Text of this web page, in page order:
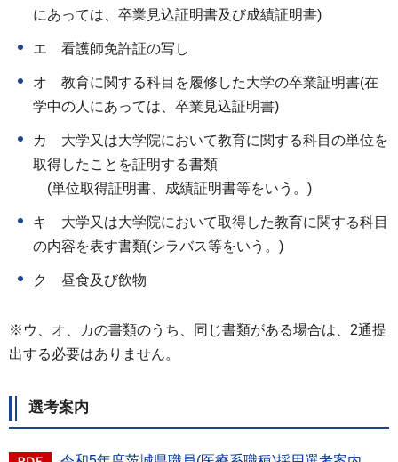
にあっては、卒業見込証明書及び成績証明書)
エ 看護師免許証の写し
オ 教育に関する科目を履修した大学の卒業証明書(在
学中の人にあっては、卒業見込証明書)
カ 大学又は大学院において教育に関する科目の単位を
取得したことを証明する書類
(単位取得証明書、成績証明書等をいう。)
キ 大学又は大学院において取得した教育に関する科目
の内容を表す書類(シラバス等をいう。)
ク 昼食及び飲物
※ウ、オ、カの書類のうち、同じ書類がある場合は、2通提
出する必要はありません。
選考案内